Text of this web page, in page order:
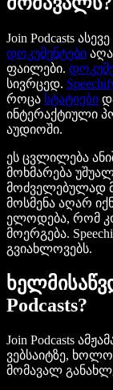
Join Podcasts
დოკუმენტები
ფაილები.
სივრცედ.
როცა სტატიები
ინტერაქტიული
აუდიოში.
ეს ცვლილება
მოხმარება
მოძველებულად
მოსმენა აღარ
ელოდება, რომ
მოერგება.
გვიახლოვებს.
Podcasts?
Join Podcasts
ვებსაიტზე,
მომავალ